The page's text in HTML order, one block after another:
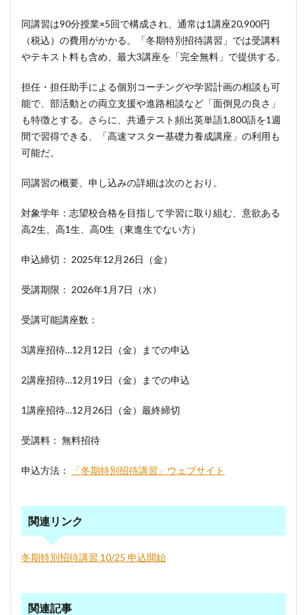
同講習は90分授業×5回で構成され、通常は1講座20,900円
（税込）の費用がかかる。「冬期特別招待講習」では受講料
やテキスト料も含め、最大3講座を「完全無料」で提供する。
担任・担任助手による個別コーチングや学習計画の相談も可
能で、部活動との両立支援や進路相談など「面倒見の良さ」
も特徴とする。さらに、共通テスト頻出英単語1,800語を1週
間で習得できる、「高速マスター基礎力養成講座」の利用も
可能だ。
同講習の概要、申し込みの詳細は次のとおり。
対象学年：志望校合格を目指して学習に取り組む、意欲ある
高2生、高1生、高0生（東進生でない方）
申込締切： 2025年12月26日（金）
受講期限： 2026年1月7日（水）
受講可能講座数：
3講座招待…12月12日（金）までの申込
2講座招待…12月19日（金）までの申込
1講座招待…12月26日（金）最終締切
受講料： 無料招待
申込方法： 「冬期特別招待講習」ウェブサイト
関連リンク
冬期特別招待講習 10/25 申込開始
関連記事